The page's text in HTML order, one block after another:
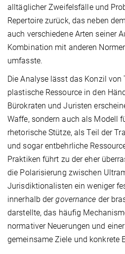
alltäglicher Zweifelsfälle und
Repertoire zurück, das neben
auch verschiedene Arten seiner
Kombination mit anderen
umfasste.
Die Analyse lässt das Konzil von
plastische Ressource in den
Bürokraten und Juristen
Waffe, sondern auch als Modell
rhetorische Stütze, als Teil der
und sogar entbehrliche
Praktiken führt zu der eher
die Polarisierung zwischen
Jurisdiktionalisten ein weniger
innerhalb dergovernance der
darstellte, das häufig
normativer Neuerungen und
gemeinsame Ziele und konkrete